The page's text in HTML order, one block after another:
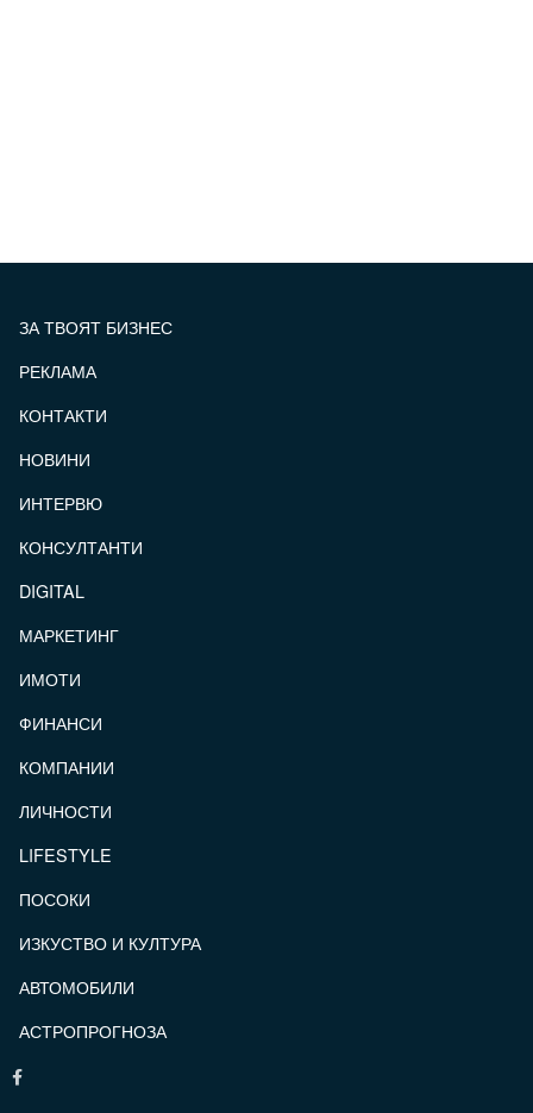
ЗА ТВОЯТ БИЗНЕС
РЕКЛАМА
КОНТАКТИ
НОВИНИ
ИНТЕРВЮ
КОНСУЛТАНТИ
DIGITAL
МАРКЕТИНГ
ИМОТИ
ФИНАНСИ
КОМПАНИИ
ЛИЧНОСТИ
LIFESTYLE
ПОСОКИ
ИЗКУСТВО И КУЛТУРА
АВТОМОБИЛИ
АСТРОПРОГНОЗА